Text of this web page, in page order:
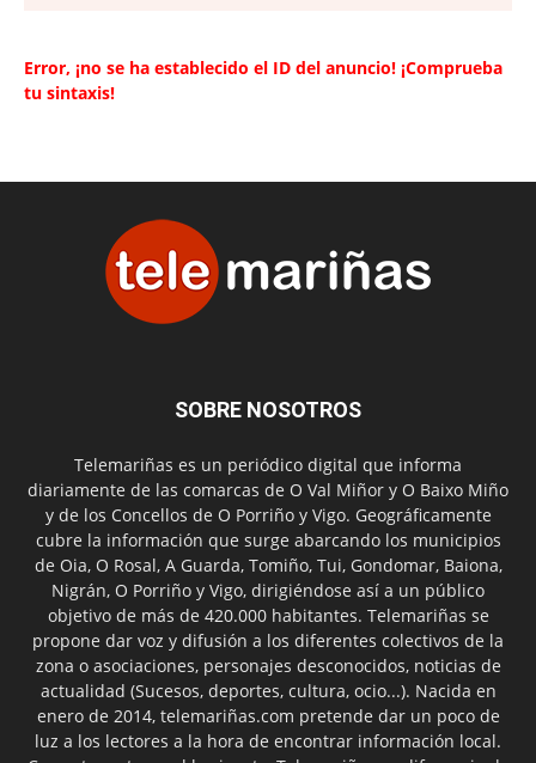
Error, ¡no se ha establecido el ID del anuncio! ¡Comprueba
tu sintaxis!
SOBRE NOSOTROS
Telemariñas es un periódico digital que informa
diariamente de las comarcas de O Val Miñor y O Baixo Miño
y de los Concellos de O Porriño y Vigo. Geográficamente
cubre la información que surge abarcando los municipios
de Oia, O Rosal, A Guarda, Tomiño, Tui, Gondomar, Baiona,
Nigrán, O Porriño y Vigo, dirigiéndose así a un público
objetivo de más de 420.000 habitantes. Telemariñas se
propone dar voz y difusión a los diferentes colectivos de la
zona o asociaciones, personajes desconocidos, noticias de
actualidad (Sucesos, deportes, cultura, ocio...). Nacida en
enero de 2014, telemariñas.com pretende dar un poco de
luz a los lectores a la hora de encontrar información local.